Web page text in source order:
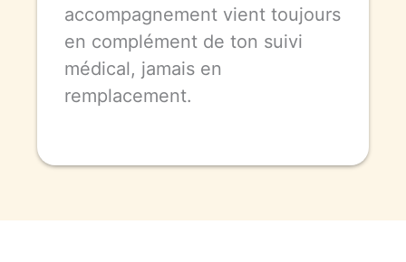
accompagnement vient toujours
en complément de ton suivi
médical, jamais en
remplacement.